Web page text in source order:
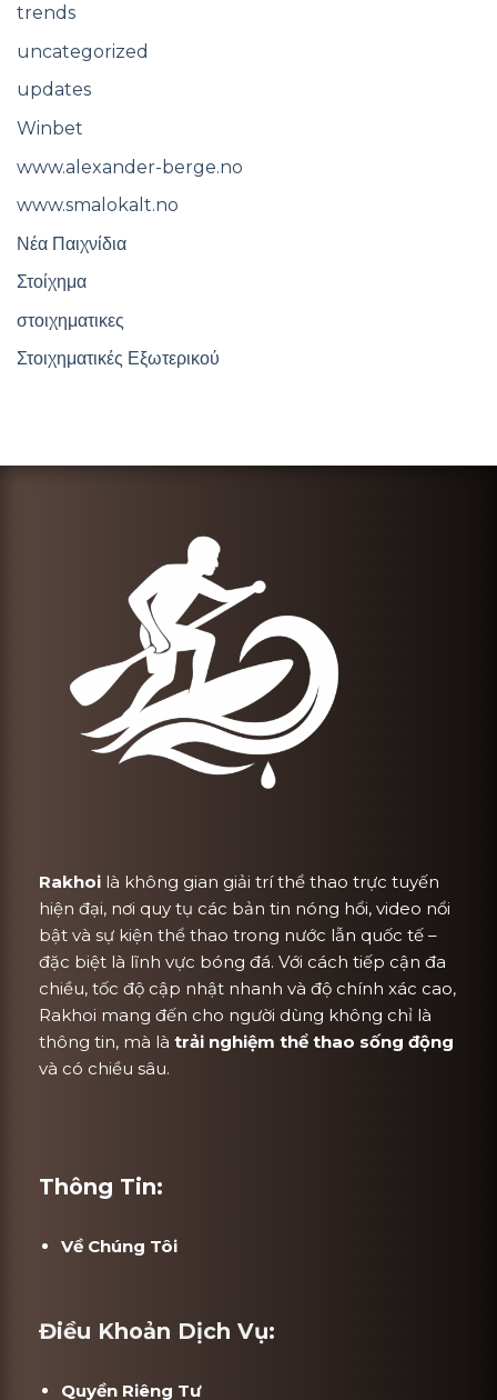
trends
uncategorized
updates
Winbet
www.alexander-berge.no
www.smalokalt.no
Νέα Παιχνίδια
Στοίχημα
στοιχηματικες
Στοιχηματικές Εξωτερικού
Rakhoi là không gian giải trí thể thao trực tuyến
hiện đại, nơi quy tụ các bản tin nóng hổi, video nổi
bật và sự kiện thể thao trong nước lẫn quốc tế –
đặc biệt là lĩnh vực bóng đá. Với cách tiếp cận đa
chiều, tốc độ cập nhật nhanh và độ chính xác cao,
Rakhoi mang đến cho người dùng không chỉ là
thông tin, mà là trải nghiệm thể thao sống động
và có chiều sâu.
Thông Tin:
Về Chúng Tôi
Điều Khoản Dịch Vụ:
Quyền Riêng Tư